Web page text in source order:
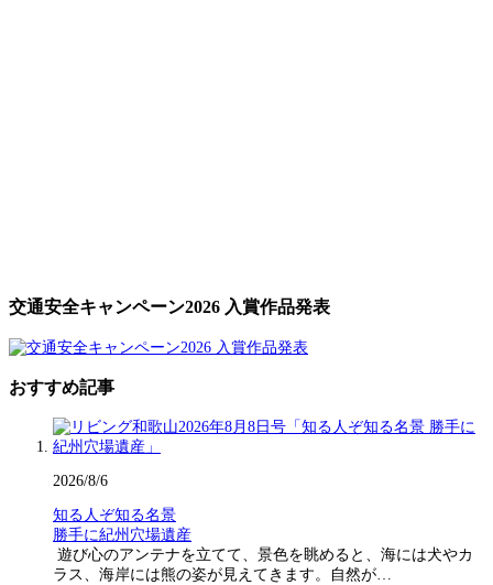
交通安全キャンペーン2026 入賞作品発表
おすすめ記事
2026/8/6
知る人ぞ知る名景
勝手に紀州穴場遺産
遊び心のアンテナを立てて、景色を眺めると、海には犬やカ
ラス、海岸には熊の姿が見えてきます。自然が…